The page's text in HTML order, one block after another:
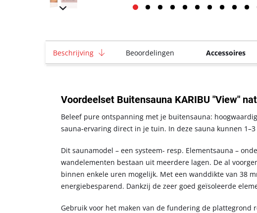
Beschrijving Beoordelingen Accessoires
Voordeelset Buitensauna KARIBU "View"
Beleef pure ontspanning met je buitensauna:
sauna-ervaring direct in je tuin. In deze sauna kunnen
Dit saunamodel – een systeem- resp. Elementsauna –
wandelementen bestaan uit meerdere lagen. De al
binnen enkele uren mogelijk. Met een wanddikte van 38
energiebesparend. Dankzij de zeer goed geïsoleerde
Gebruik voor het maken van de fundering de